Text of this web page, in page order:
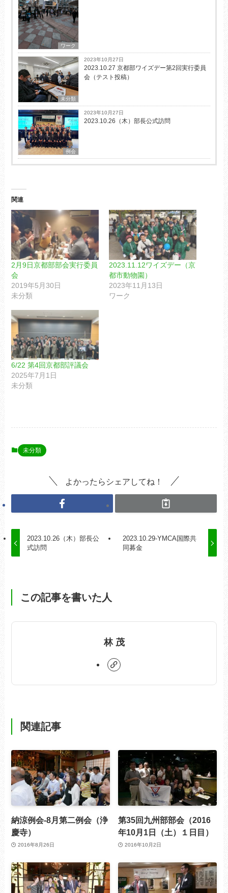
ワーク
未分類
2023年10月27日
2023.10.27 京都部ワイズデー第2回実行委員
会（テスト投稿）
例会
2023年10月27日
2023.10.26（木）部長公式訪問
関連
2月9日京都部部会実行委員
会
2019年5月30日
未分類
2023.11.12ワイズデー（京
都市動物園）
2023年11月13日
ワーク
6/22 第4回京都部評議会
2025年7月1日
未分類
未分類
よかったらシェアしてね！
2023.10.26（木）部長公
式訪問
2023.10.29-YMCA国際共
同募金
この記事を書いた人
林 茂
関連記事
納涼例会-8月第二例会（浄
慶寺）
2016年8月26日
第35回九州部部会（2016
年10月1日（土）１日目）
2016年10月2日